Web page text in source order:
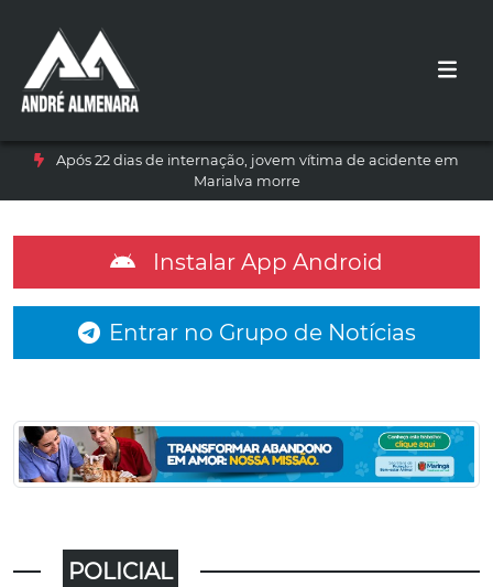
Após 22 dias de internação, jovem vítima de acidente em
Marialva morre
Instalar App Android
Entrar no Grupo de Notícias
POLICIAL